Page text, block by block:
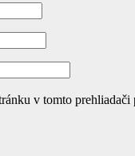
v tomto prehliadači